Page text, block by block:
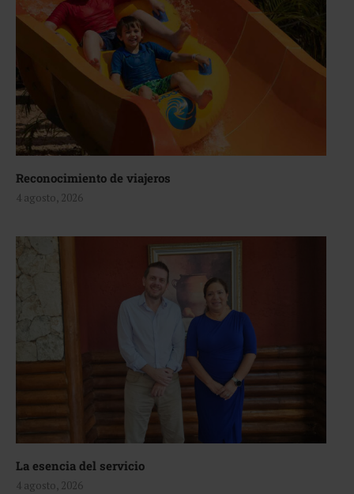
Reconocimiento de viajeros
4 agosto, 2026
La esencia del servicio
4 agosto, 2026